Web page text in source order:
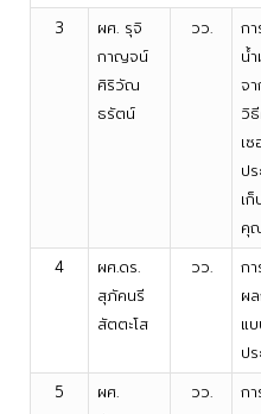
3
ผศ. รุจิ
กาญจน์
ศิริวัณ
ธรัตน์
วว.
ก
น้
จ
วิ
เ
ป
เ
คุ
4
ผศ.ดร.
สุภัคนรี
สัตตะโส
วว.
ก
ผ
แ
ป
5
ผศ.
วว.
ก